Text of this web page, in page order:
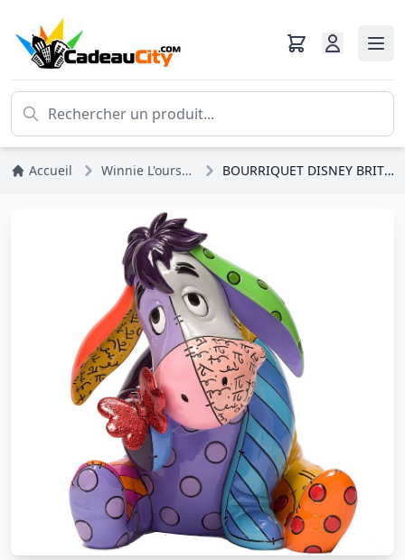
Accueil Winnie L'ourson BOURRIQUET DISNEY BRITTO